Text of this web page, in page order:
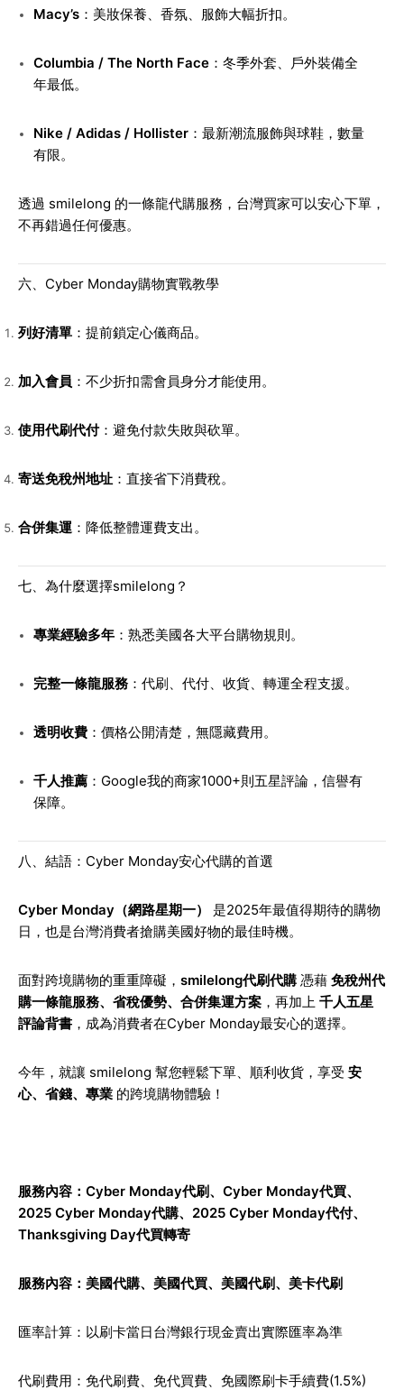
Macy’s：美妝保養、香氛、服飾大幅折扣。
Columbia / The North Face：冬季外套、戶外裝備全
年最低。
Nike / Adidas / Hollister：最新潮流服飾與球鞋，數量
有限。
透過 smilelong 的一條龍代購服務，台灣買家可以安心下單，
不再錯過任何優惠。
六、Cyber Monday購物實戰教學
列好清單 ：提前鎖定心儀商品。
加入會員 ：不少折扣需會員身分才能使用。
使用代刷代付：避免付款失敗與砍單。
寄送免稅州地址 ：直接省下消費稅。
合併集運 ：降低整體運費支出。
七、為什麼選擇smilelong？
專業經驗多年：熟悉美國各大平台購物規則。
完整一條龍服務：代刷、代付、收貨、轉運全程支援。
透明收費：價格公開清楚，無隱藏費用。
千人推薦：Google我的商家1000+則五星評論，信譽有
保障。
八、結語：Cyber Monday安心代購的首選
Cyber Monday（網路星期一）
是2025年最值得期待的購物
日，也是台灣消費者搶購美國好物的最佳時機。
面對跨境購物的重重障礙， smilelong代刷代購 憑藉 免稅州代
購一條龍服務、省稅優勢、合併集運方案 ，再加上 千人五星
評論背書 ，成為消費者在Cyber Monday最安心的選擇。
今年，就讓 smilelong 幫您輕鬆下單、順利收貨，享受 安
心、省錢、專業 的跨境購物體驗！
服務內容： Cyber Monday代刷、 Cyber Monday代買、
2025 Cyber Monday代購、2025 Cyber Monday代付、
Thanksgiving Day代買轉寄
服務內容： 美國代購、 美國代買、 美國代刷、 美卡代刷
匯率計算：以刷卡當日台灣銀行現金賣出實際匯率為準
代刷費用：免代刷費、免代買費、免國際刷卡手續費(1.5%)